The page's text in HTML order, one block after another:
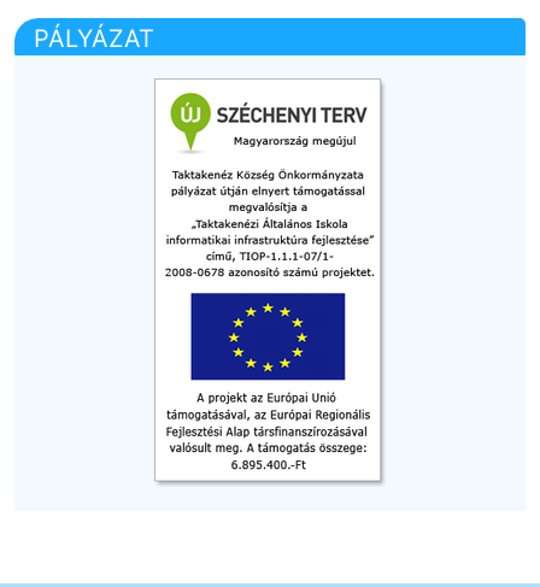
PÁLYÁZAT